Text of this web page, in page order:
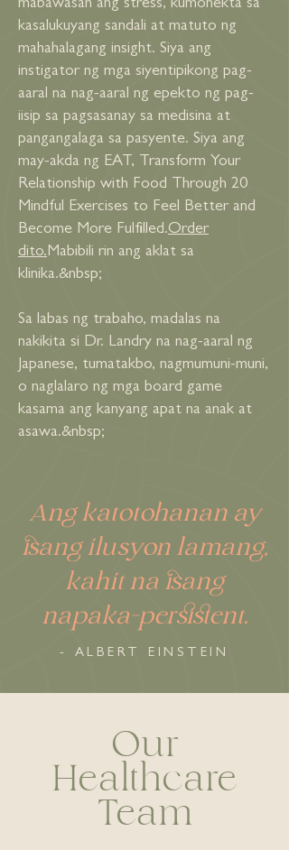
mabawasan ang stress, kumonekta sa
kasalukuyang sandali at matuto ng
mahahalagang insight. Siya ang
instigator ng mga siyentipikong pag-
aaral na nag-aaral ng epekto ng pag-
iisip sa pagsasanay sa medisina at
pangangalaga sa pasyente. Siya ang
may-akda ng EAT, Transform Your
Relationship with Food Through 20
Mindful Exercises to Feel Better and
Become More Fulfilled.Order
dito.Mabibili rin ang aklat sa
klinika.&nbsp;
Sa labas ng trabaho, madalas na
nakikita si Dr. Landry na nag-aaral ng
Japanese, tumatakbo, nagmumuni-muni,
o naglalaro ng mga board game
kasama ang kanyang apat na anak at
asawa.&nbsp;
Ang katotohanan ay
isang ilusyon lamang,
kahit na isang
napaka-persistent.
- ALBERT EINSTEIN
Our
Healthcare
Team